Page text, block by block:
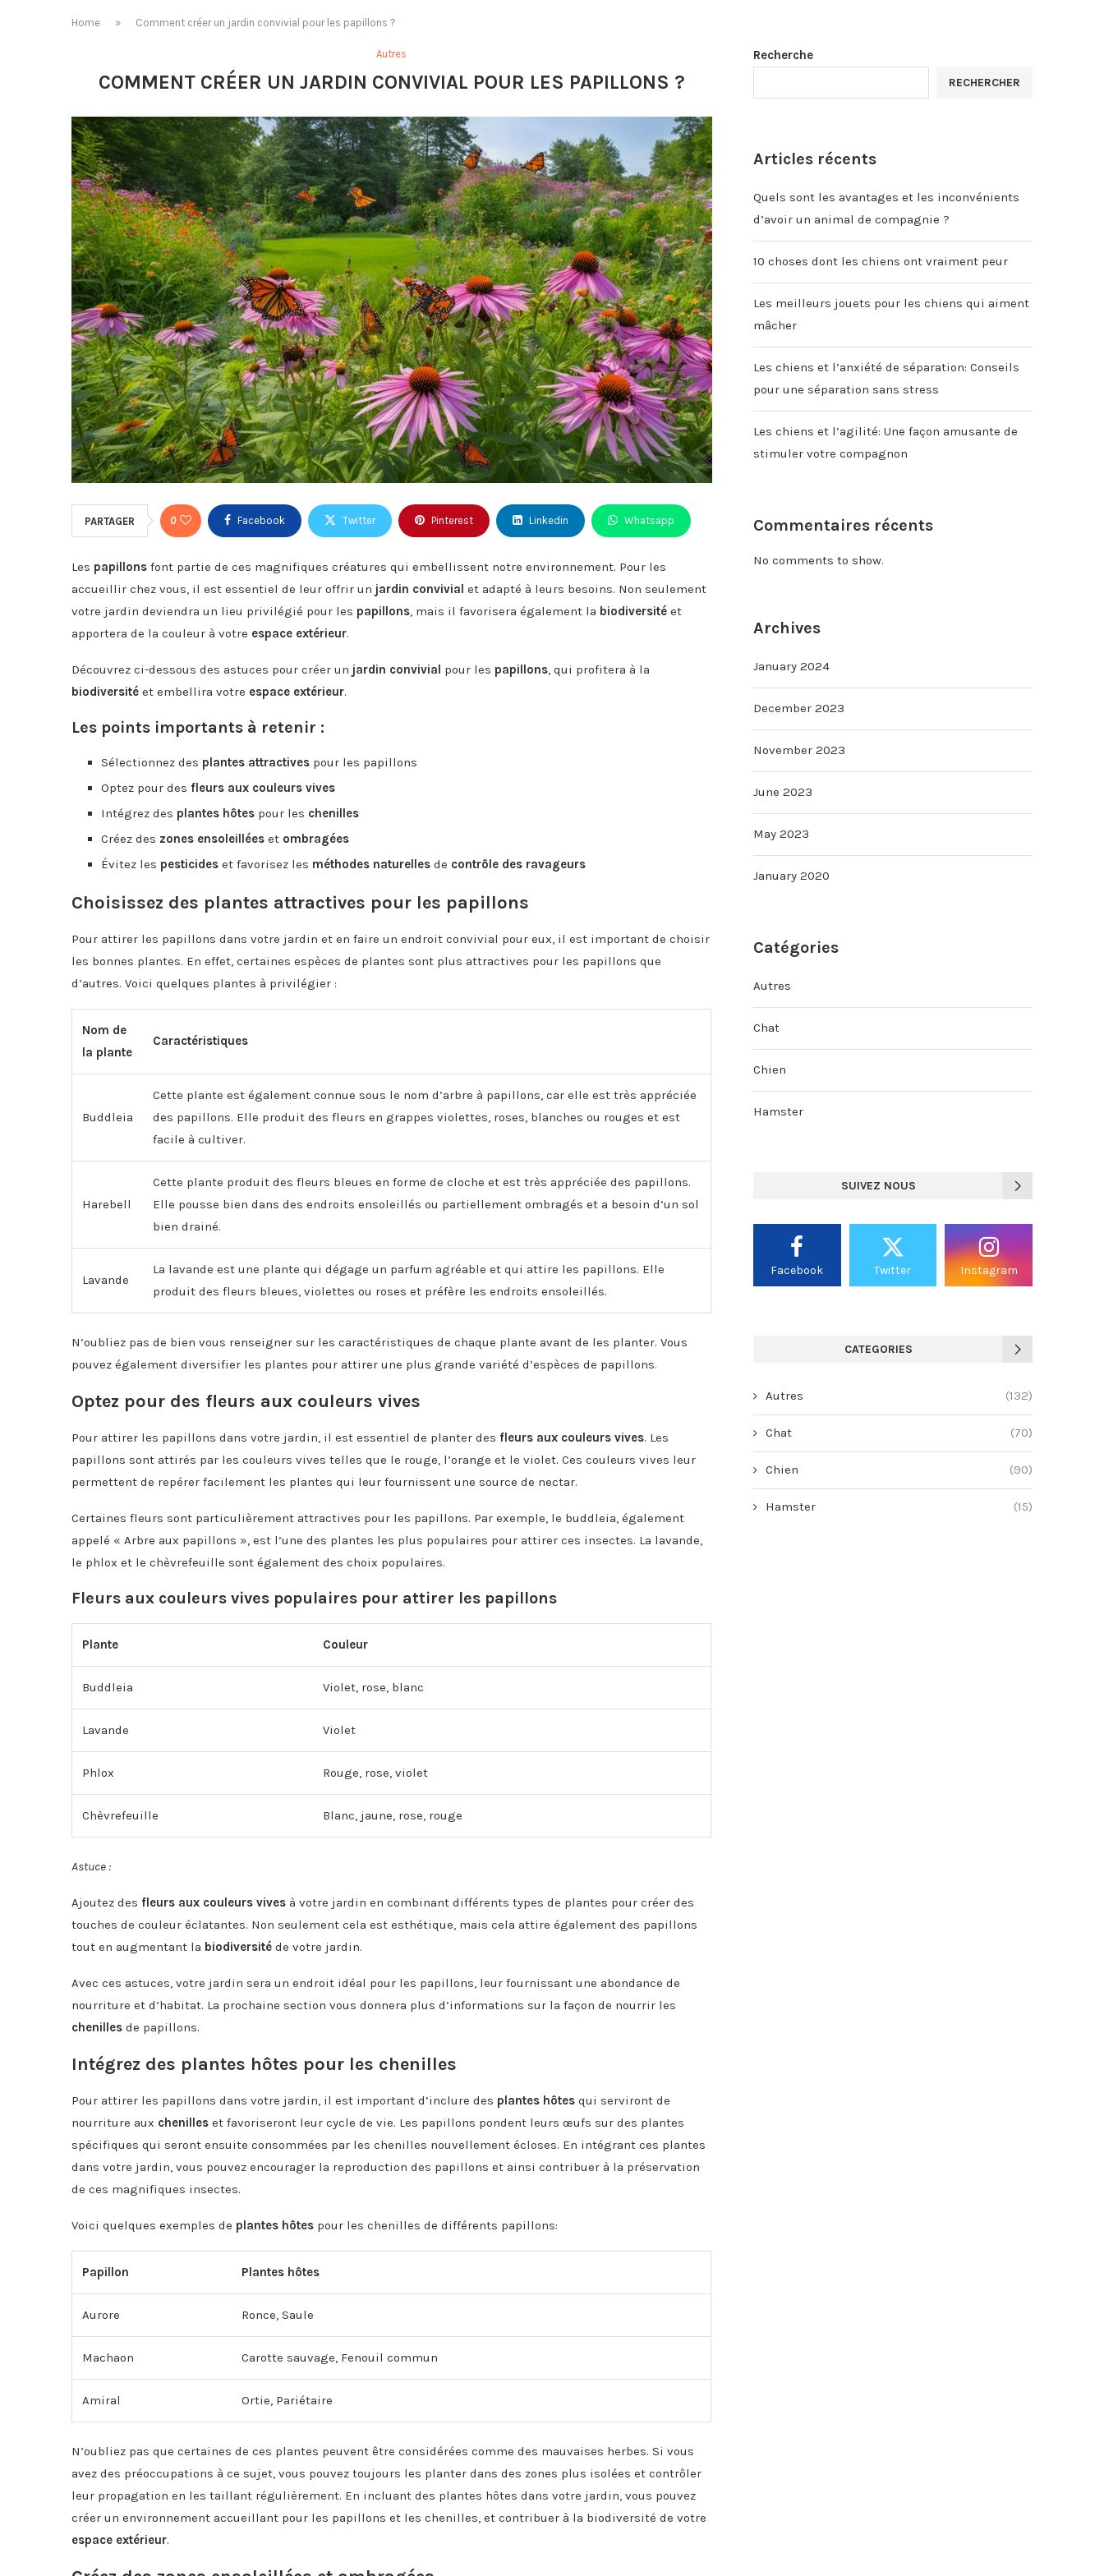
Home » Comment créer un jardin convivial pour les papillons ?
Autres
COMMENT CRÉER UN JARDIN CONVIVIAL POUR LES PAPILLONS ?
PARTAGER 0 Facebook Twitter Pinterest Linkedin Whatsapp
Les papillons font partie de ces magnifiques créatures qui embellissent notre environnement. Pour les
accueillir chez vous, il est essentiel de leur offrir un jardin convivial et adapté à leurs besoins. Non seulement
votre jardin deviendra un lieu privilégié pour les papillons, mais il favorisera également la biodiversité et
apportera de la couleur à votre espace extérieur.
Découvrez ci-dessous des astuces pour créer un jardin convivial pour les papillons, qui profitera à la
biodiversité et embellira votre espace extérieur.
Les points importants à retenir :
Sélectionnez des plantes attractives pour les papillons
Optez pour des fleurs aux couleurs vives
Intégrez des plantes hôtes pour les chenilles
Créez des zones ensoleillées et ombragées
Évitez les pesticides et favorisez les méthodes naturelles de contrôle des ravageurs
Choisissez des plantes attractives pour les papillons
Pour attirer les papillons dans votre jardin et en faire un endroit convivial pour eux, il est important de choisir
les bonnes plantes. En effet, certaines espèces de plantes sont plus attractives pour les papillons que
d’autres. Voici quelques plantes à privilégier :
Nom de
la plante
Caractéristiques
Buddleia
Cette plante est également connue sous le nom d’arbre à papillons, car elle est très appréciée
des papillons. Elle produit des fleurs en grappes violettes, roses, blanches ou rouges et est
facile à cultiver.
Harebell
Cette plante produit des fleurs bleues en forme de cloche et est très appréciée des papillons.
Elle pousse bien dans des endroits ensoleillés ou partiellement ombragés et a besoin d’un sol
bien drainé.
Lavande
La lavande est une plante qui dégage un parfum agréable et qui attire les papillons. Elle
produit des fleurs bleues, violettes ou roses et préfère les endroits ensoleillés.
N’oubliez pas de bien vous renseigner sur les caractéristiques de chaque plante avant de les planter. Vous
pouvez également diversifier les plantes pour attirer une plus grande variété d’espèces de papillons.
Optez pour des fleurs aux couleurs vives
Pour attirer les papillons dans votre jardin, il est essentiel de planter des fleurs aux couleurs vives. Les
papillons sont attirés par les couleurs vives telles que le rouge, l’orange et le violet. Ces couleurs vives leur
permettent de repérer facilement les plantes qui leur fournissent une source de nectar.
Certaines fleurs sont particulièrement attractives pour les papillons. Par exemple, le buddleia, également
appelé « Arbre aux papillons », est l’une des plantes les plus populaires pour attirer ces insectes. La lavande,
le phlox et le chèvrefeuille sont également des choix populaires.
Fleurs aux couleurs vives populaires pour attirer les papillons
Plante Couleur
Buddleia Violet, rose, blanc
Lavande Violet
Phlox Rouge, rose, violet
Chèvrefeuille Blanc, jaune, rose, rouge
Astuce :
Ajoutez des fleurs aux couleurs vives à votre jardin en combinant différents types de plantes pour créer des
touches de couleur éclatantes. Non seulement cela est esthétique, mais cela attire également des papillons
tout en augmentant la biodiversité de votre jardin.
Avec ces astuces, votre jardin sera un endroit idéal pour les papillons, leur fournissant une abondance de
nourriture et d’habitat. La prochaine section vous donnera plus d’informations sur la façon de nourrir les
chenilles de papillons.
Intégrez des plantes hôtes pour les chenilles
Pour attirer les papillons dans votre jardin, il est important d’inclure des plantes hôtes qui serviront de
nourriture aux chenilles et favoriseront leur cycle de vie. Les papillons pondent leurs œufs sur des plantes
spécifiques qui seront ensuite consommées par les chenilles nouvellement écloses. En intégrant ces plantes
dans votre jardin, vous pouvez encourager la reproduction des papillons et ainsi contribuer à la préservation
de ces magnifiques insectes.
Voici quelques exemples de plantes hôtes pour les chenilles de différents papillons:
Papillon Plantes hôtes
Aurore Ronce, Saule
Machaon Carotte sauvage, Fenouil commun
Amiral Ortie, Pariétaire
N’oubliez pas que certaines de ces plantes peuvent être considérées comme des mauvaises herbes. Si vous
avez des préoccupations à ce sujet, vous pouvez toujours les planter dans des zones plus isolées et contrôler
leur propagation en les taillant régulièrement. En incluant des plantes hôtes dans votre jardin, vous pouvez
créer un environnement accueillant pour les papillons et les chenilles, et contribuer à la biodiversité de votre
espace extérieur.
Recherche
RECHERCHER
Articles récents
Quels sont les avantages et les inconvénients
d’avoir un animal de compagnie ?
10 choses dont les chiens ont vraiment peur
Les meilleurs jouets pour les chiens qui aiment
mâcher
Les chiens et l’anxiété de séparation: Conseils
pour une séparation sans stress
Les chiens et l’agilité: Une façon amusante de
stimuler votre compagnon
Commentaires récents
No comments to show.
Archives
January 2024
December 2023
November 2023
June 2023
May 2023
January 2020
Catégories
Autres
Chat
Chien
Hamster
SUIVEZ NOUS
Facebook Twitter Instagram
CATEGORIES
Autres (132)
Chat (70)
Chien (90)
Hamster (15)